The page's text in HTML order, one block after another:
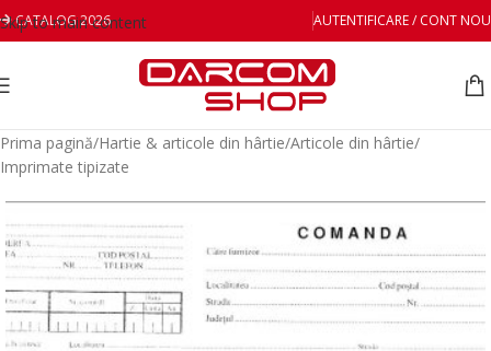
Skip to main content
CATALOG 2026 AUTENTIFICARE / CONT NOU
Prima pagină/Hartie & articole din hârtie/Articole din hârtie/
Imprimate tipizate